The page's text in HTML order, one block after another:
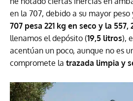
en la 707, debido a su mayor
707 pesa 221 kg en seco y la 557,
llenamos el depósito (19,5 litros),
acentúan un poco, aunque no es
compromete la trazada limpia y